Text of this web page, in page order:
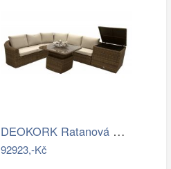
DEOKORK Ratanová modulová sestava…
92923,-Kč